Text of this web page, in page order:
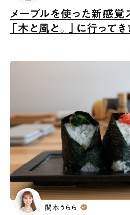
メープルを使った新感覚
「木と風と。」に行ってき
関本うらら